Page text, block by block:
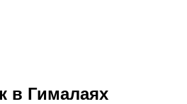
в Гималаях